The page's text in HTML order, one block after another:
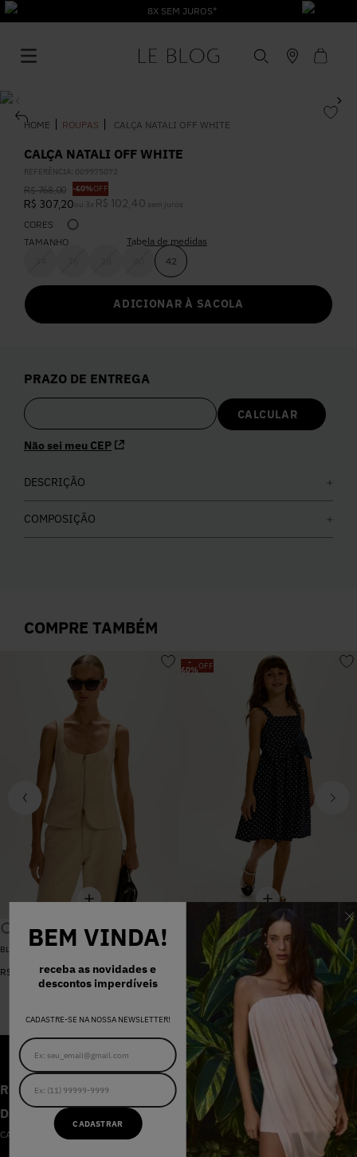
BEM VINDA!
receba as novidades e
descontos imperdíveis
CADASTRE-SE NA NOSSA NEWSLETTER!
CADASTRAR
8X SEM JUROS*
ROUPAS CALÇA NATALI OFF WHITE
CALÇA NATALI OFF WHITE
REFERÊNCIA: 009975072
R$ 768,00 -60%OFF
R$ 307,20 ou 3 x R$ 102 40 sem juros
CORES
TAMANHO
42
Tabela de medidas
ADICIONAR À SACOLA
PRAZO DE ENTREGA
Não sei meu CEP
DESCRIÇÃO
COMPOSIÇÃO
COMPRE TAMBÉM
BLUSA SARJA LARA PEROLA
R$ 00
-
60%OFF
VESTIDO MADALENA AZUL MARINHO DOT
R$ 398,00
159,20
RECEBA AS NOVIDADES E
DESCONTOS IMPERDÍVEIS
CADASTRE-SE NA NOSSA NEWSLETTER
CADASTRAR
1 º Vestido
2 Roupas
4º Blusa
5º Calça
8º Calça Jeans